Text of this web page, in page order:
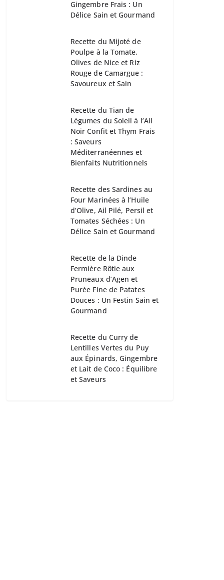
Gingembre Frais : Un
Délice Sain et Gourmand
Recette du Mijoté de
Poulpe à la Tomate,
Olives de Nice et Riz
Rouge de Camargue :
Savoureux et Sain
Recette du Tian de
Légumes du Soleil à l’Ail
Noir Confit et Thym Frais
: Saveurs
Méditerranéennes et
Bienfaits Nutritionnels
Recette des Sardines au
Four Marinées à l’Huile
d’Olive, Ail Pilé, Persil et
Tomates Séchées : Un
Délice Sain et Gourmand
Recette de la Dinde
Fermière Rôtie aux
Pruneaux d’Agen et
Purée Fine de Patates
Douces : Un Festin Sain et
Gourmand
Recette du Curry de
Lentilles Vertes du Puy
aux Épinards, Gingembre
et Lait de Coco : Équilibre
et Saveurs